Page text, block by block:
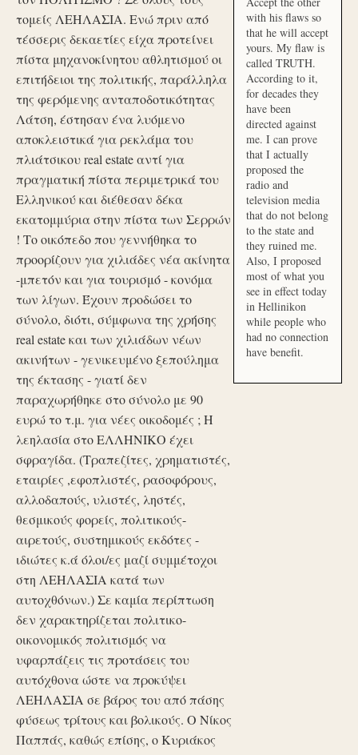
τομείς ΛΕΗΛΑΣΙΑ. Ενώ πριν από
τέσσερις δεκαετίες είχα προτείνει
πίστα μηχανοκίνητου αθλητισμού οι
επιτήδειοι της πολιτικής, παράλληλα
της φερόμενης ανταποδοτικότητας
Λάτση, έστησαν ένα λυόμενο
αποκλειστικά για ρεκλάμα του
πλιάτσικου real estate αντί για
πραγματική πίστα περιμετρικά του
Ελληνικού και διέθεσαν δέκα
εκατομμύρια στην πίστα των Σερρών
! Το οικόπεδο που γεννήθηκα το
προορίζουν για χιλιάδες νέα ακίνητα
-μπετόν και για τουρισμό - κονόμα
των λίγων. Έχουν προδώσει το
σύνολο, διότι, σύμφωνα της χρήσης
real estate και των χιλιάδων νέων
ακινήτων - γενικευμένο ξεπούλημα
της έκτασης - γιατί δεν
παραχωρήθηκε στο σύνολο με 90
ευρώ το τ.μ. για νέες οικοδομές ; Η
λεηλασία στο ΕΛΛΗΝΙΚΟ έχει
σφραγίδα. (Τραπεζίτες, χρηματιστές,
εταιρίες ,εφοπλιστές, ρασοφόρους,
αλλοδαπούς, υλιστές, ληστές,
θεσμικούς φορείς, πολιτικούς-
αιρετούς, συστημικούς εκδότες -
ιδιώτες κ.ά όλοι/ες μαζί συμμέτοχοι
στη ΛΕΗΛΑΣΙΑ κατά των
αυτοχθόνων.) Σε καμία περίπτωση
δεν χαρακτηρίζεται πολιτικο-
οικονομικός πολιτισμός να
υφαρπάζεις τις προτάσεις του
αυτόχθονα ώστε να προκύψει
ΛΕΗΛΑΣΙΑ σε βάρος του από πάσης
φύσεως τρίτους και βολικούς. Ο Νίκος
Παππάς, καθώς επίσης, ο Κυριάκος
with his flaws so
that he will accept
yours. My flaw is
called TRUTH.
According to it,
for decades they
have been
directed against
me. I can prove
that I actually
proposed the
radio and
television media
that do not belong
to the state and
they ruined me.
Also, I proposed
most of what you
see in effect today
in Hellinikon
while people who
had no connection
have benefit.